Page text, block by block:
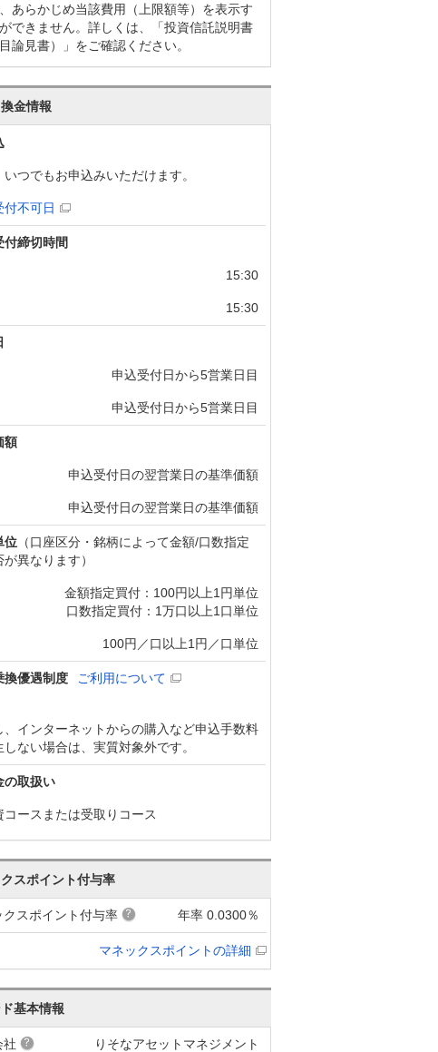
あらかじめ当該費用（上限額等）を表示す
できません。詳しくは、「投資信託説明書
目論見書）」をご確認ください。
金情報
いつでもお申込みいただけます。
付不可日
付締切時間
15:30
15:30
申込受付日から5営業日目
申込受付日から5営業日目
額
申込受付日の翌営業日の基準価額
申込受付日の翌営業日の基準価額
位 （口座区分・銘柄によって金額/口数指定
異なります）
金額指定買付：100円以上1円単位
口数指定買付：1万口以上1口単位
100円／口以上1円／口単位
換優遇制度 ご利用について
、インターネットからの購入など申込手数料
しない場合は、実質対象外です。
の取扱い
コースまたは受取りコース
スポイント付与率
クスポイント付与率 年率 0.0300％
マネックスポイントの詳細
基本情報
社 りそなアセットマネジメント